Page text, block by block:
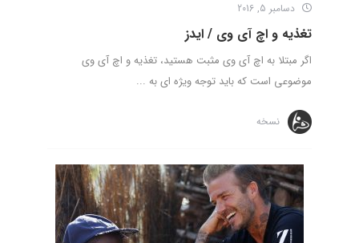
دسامبر 5, 2016
تغذیه و اچ آی وی / ایدز
اگر مبتلا به اچ آی وی مثبت هستید، تغذیه و اچ آی وی
موضوعی است که باید توجه ویژه ای به ...
نسخه